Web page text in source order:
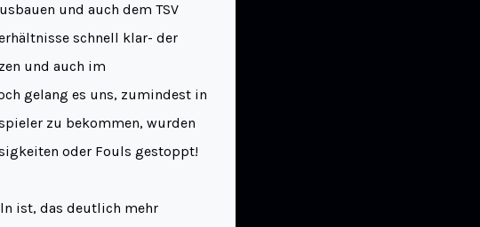
und auch dem TSV
schnell klar- der
und auch im
gelang es uns, zumindest in
zu bekommen, wurden
oder Fouls gestoppt!
ist, das deutlich mehr